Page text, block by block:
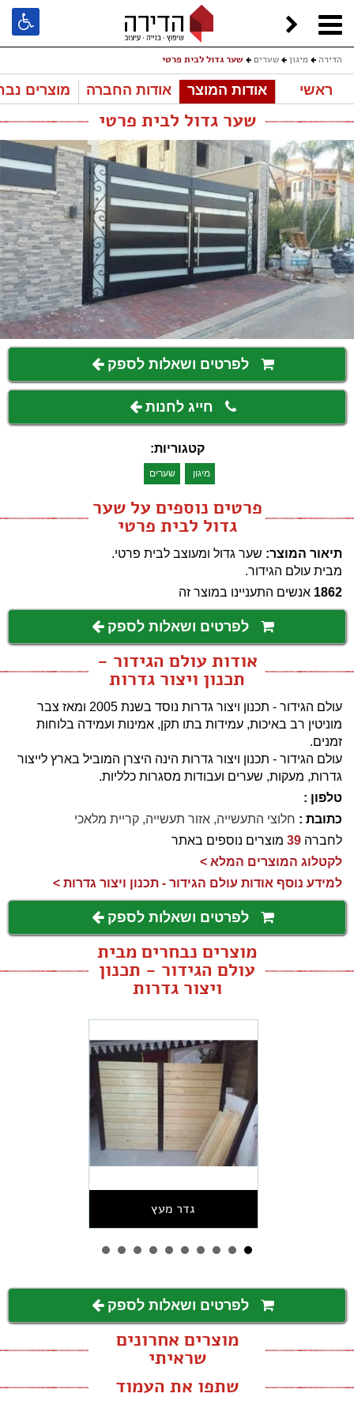
הדירה מיגון שערים שער גדול לבית פרטי
ראשי אודות המוצר אודות החברה מוצרים
שער גדול לבית פרטי
לפרטים ושאלות לספק
חייג לחנות
קטגוריות:
מיגון שערים
פרטים נוספים על שער
גדול לבית פרטי
תיאור המוצר: שער גדול ומעוצב לבית פרטי.
מבית עולם הגידור.
1862 אנשים התעניינו במוצר זה
לפרטים ושאלות לספק
אודות עולם הגידור -
תכנון ויצור גדרות
עולם הגידור - תכנון ויצור גדרות נוסד בשנת 2005 ומאז צבר
מוניטין רב באיכות, עמידות בתו תקן, אמינות ועמידה בלוחות
זמנים.
עולם הגידור - תכנון ויצור גדרות הינה היצרן המוביל בארץ לייצור
גדרות, מעקות, שערים ועבודות מסגרות כלליות.
טלפון :
כתובת : חלוצי התעשייה, אזור תעשייה, קריית מלאכי
לחברה 39 מוצרים נוספים באתר
לקטלוג המוצרים המלא >
למידע נוסף אודות עולם הגידור - תכנון ויצור גדרות >
לפרטים ושאלות לספק
מוצרים נבחרים מבית
עולם הגידור - תכנון
ויצור גדרות
גדר מעץ
לפרטים ושאלות לספק
מוצרים אחרונים
שראיתי
שתפו את העמוד